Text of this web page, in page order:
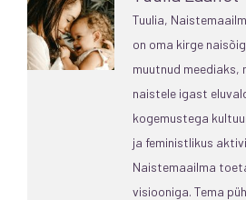
Tuulia,
on oma kirge
muutnud meediaks,
naistele igast
kogemustega
ja feministlikus
Naistemaailma
visiooniga. Tema